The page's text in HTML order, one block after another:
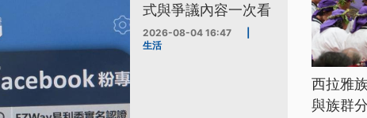
式與爭議內容一次看
2026-08-04 16:47
生活
西拉雅
與族群